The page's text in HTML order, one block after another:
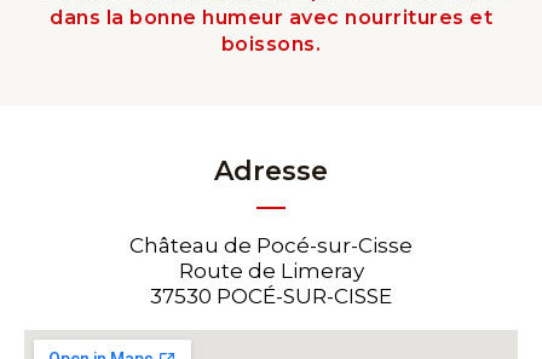
dans la bonne humeur avec nourritures et
boissons.
Adresse
Château de Pocé-sur-Cisse
Route de Limeray
37530 POCÉ-SUR-CISSE